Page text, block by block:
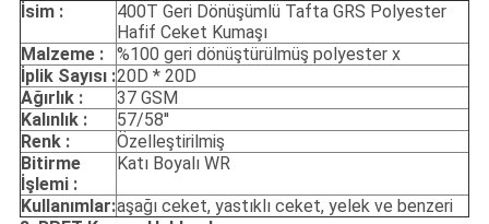
İsim :
400T Geri Dönüşümlü Tafta GRS Polyester
Hafif Ceket Kumaşı
Malzeme :
%100 geri dönüştürülmüş polyester x
İplik Sayısı :20D * 20D
Ağırlık :
37 GSM
Kalınlık :
57/58''
Renk :
Özelleştirilmiş
Bitirme
İşlemi :
Katı Boyalı WR
Kullanımlar:aşağı ceket, yastıklı ceket, yelek ve benzeri